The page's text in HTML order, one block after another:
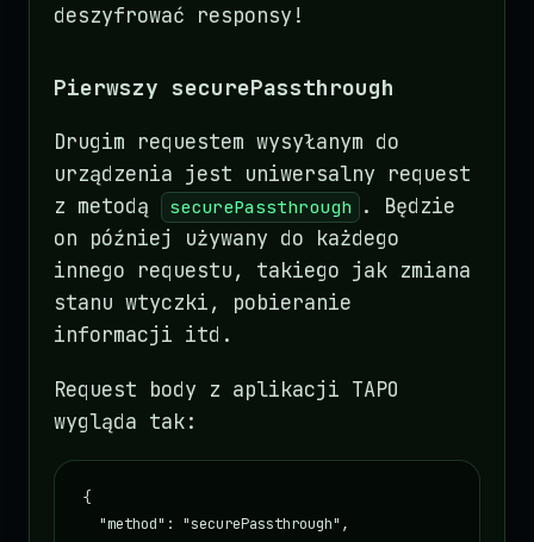
deszyfrować responsy!
Pierwszy securePassthrough
Drugim requestem wysyłanym do
urządzenia jest uniwersalny request
z metodą
securePassthrough
. Będzie
on później używany do każdego
innego requestu, takiego jak zmiana
stanu wtyczki, pobieranie
informacji itd.
Request body z aplikacji TAPO
wygląda tak:
{
  "method": "securePassthrough",